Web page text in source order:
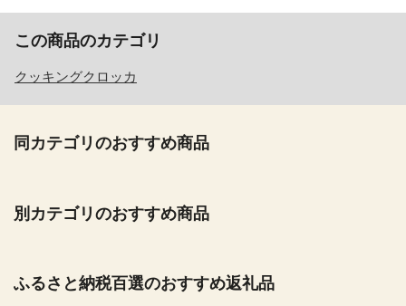
この商品のカテゴリ
クッキングクロッカ
同カテゴリのおすすめ商品
別カテゴリのおすすめ商品
ふるさと納税百選のおすすめ返礼品